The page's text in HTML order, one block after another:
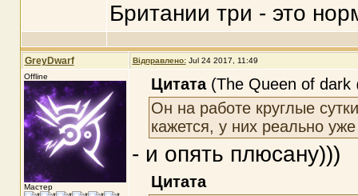
Британии три - это
GreyDwarf Відправлено: Jul 24 2017, 11:49
Offline
Мастер
Цитата(The Queen of dark
Он на работе круглые
кажется, у них реально
- и опять плюсану)))
Цитата